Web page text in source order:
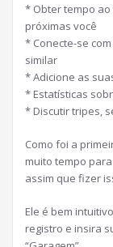
* Obter tempo
próximas você
* Conecte-se
similar
* Adicione as
* Estatísticas
* Discutir tripes,
Como foi a
muito tempo
assim que fizer
Ele é bem
registro e insira